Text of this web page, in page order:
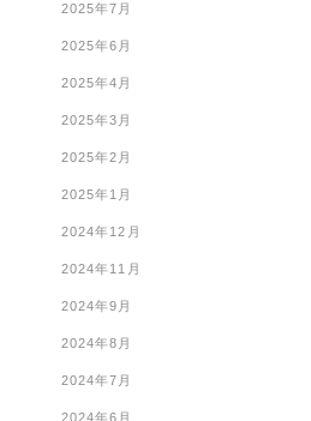
2025年7月
2025年6月
2025年4月
2025年3月
2025年2月
2025年1月
2024年12月
2024年11月
2024年9月
2024年8月
2024年7月
2024年6月